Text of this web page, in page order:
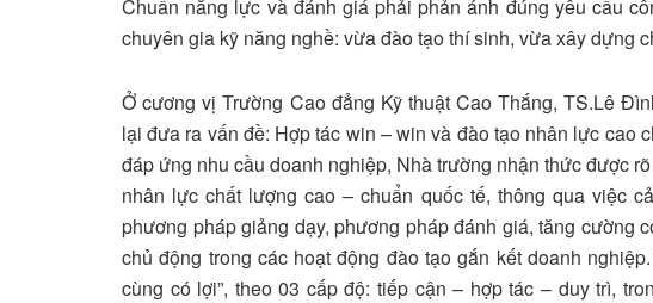
Chuẩn năng lực và đánh giá phải phản ánh đúng yêu cầu
chuyên gia kỹ năng nghề: vừa đào tạo thí sinh, vừa xây dựng
Ở cương vị Trường Cao đẳng Kỹ thuật Cao Thắng, TS.Lê
lại đưa ra vấn đề: Hợp tác win – win và đào tạo nhân lực cao
đáp ứng nhu cầu doanh nghiệp, Nhà trường nhận thức được
nhân lực chất lượng cao – chuẩn quốc tế, thông qua việc
phương pháp giảng dạy, phương pháp đánh giá, tăng cường
chủ động trong các hoạt động đào tạo gắn kết doanh
cùng có lợi”, theo 03 cấp độ: tiếp cận – hợp tác – duy trì,